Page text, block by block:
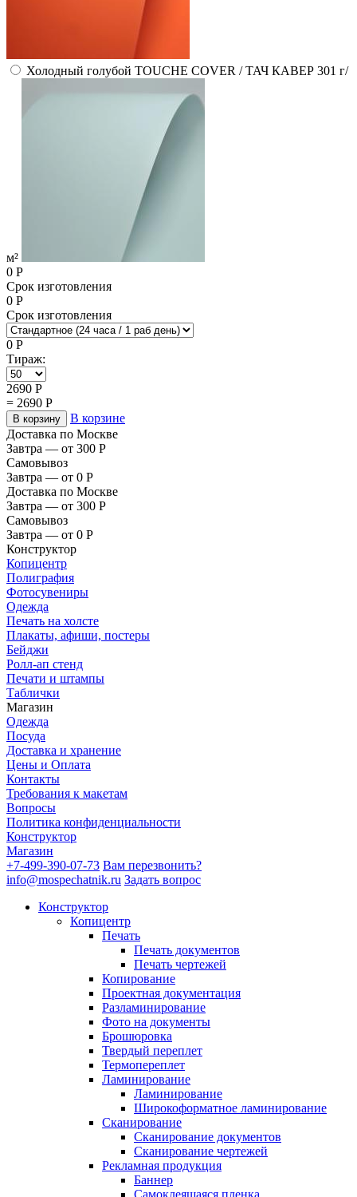
Холодный голубой TOUCHE COVER / ТАЧ КАВЕР 301 г/
м²
0 Р
Срок изготовления
0 Р
Срок изготовления
0 Р
Тираж:
2690 Р
= 2690 Р
В корзину
В корзине
Доставка по Москве
Завтра — от 300 Р
Самовывоз
Завтра — от 0 Р
Доставка по Москве
Завтра — от 300 Р
Самовывоз
Завтра — от 0 Р
Конструктор
Копицентр
Полиграфия
Фотосувениры
Одежда
Печать на холсте
Плакаты, афиши, постеры
Бейджи
Ролл-ап стенд
Печати и штампы
Таблички
Магазин
Одежда
Посуда
Доставка и хранение
Цены и Оплата
Контакты
Требования к макетам
Вопросы
Политика конфиденциальности
Конструктор
Магазин
+7-499-390-07-73 Вам перезвонить?
info@mospechatnik.ru Задать вопрос
Конструктор
Копицентр
Печать
Печать документов
Печать чертежей
Копирование
Проектная документация
Разламинирование
Фото на документы
Брошюровка
Твердый переплет
Термопереплет
Ламинирование
Ламинирование
Широкоформатное ламинирование
Сканирование
Сканирование документов
Сканирование чертежей
Рекламная продукция
Баннер
Самоклеящаяся пленка